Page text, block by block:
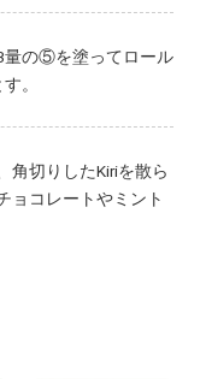
量の⑤を塗ってロール
。
切りしたKiriを散ら
ョコレートやミント